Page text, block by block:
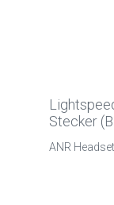
Stecker
ANR